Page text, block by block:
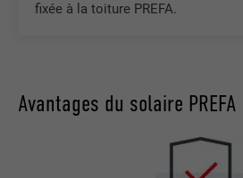
fixée à la toiture PREFA.
Avantages du solaire PREFA